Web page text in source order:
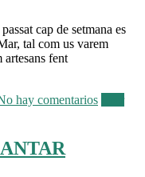
cap de setmana es
tal com us varem
fent
hay comentarios